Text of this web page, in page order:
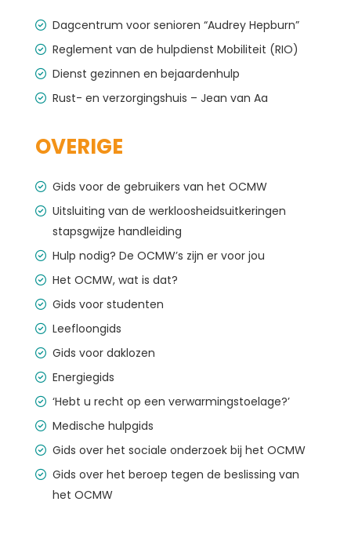
Dagcentrum voor senioren “Audrey Hepburn”
Reglement van de hulpdienst Mobiliteit (RIO)
Dienst gezinnen en bejaardenhulp
Rust- en verzorgingshuis – Jean van Aa
OVERIGE
Gids voor de gebruikers van het OCMW
Uitsluiting van de werkloosheidsuitkeringen
stapsgwijze handleiding
Hulp nodig? De OCMW’s zijn er voor jou
Het OCMW, wat is dat?
Gids voor studenten
Leefloongids
Gids voor daklozen
Energiegids
‘Hebt u recht op een verwarmingstoelage?’
Medische hulpgids
Gids over het sociale onderzoek bij het OCMW
Gids over het beroep tegen de beslissing van
het OCMW